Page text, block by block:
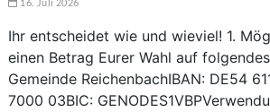
16. Juli 2026
Ihr entscheidet wie und wieviel! 1.
einen Betrag Eurer Wahl auf
Gemeinde ReichenbachIBAN: DE54
7000 03BIC: